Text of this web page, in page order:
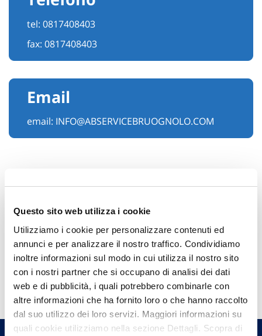
Questo sito web utilizza i cookie
Utilizziamo i cookie per personalizzare contenuti ed
annunci e per analizzare il nostro traffico. Condividiamo
inoltre informazioni sul modo in cui utilizza il nostro sito
con i nostri partner che si occupano di analisi dei dati
web e di pubblicità, i quali potrebbero combinarle con
altre informazioni che ha fornito loro o che hanno raccolto
dal suo utilizzo dei loro servizi. Maggiori informazioni su
quali cookie utilizziamo nella sezione Dettagli. Scopra di
tel: 0817408403
fax: 0817408403
Email
email: INFO@ABSERVICEBRUOGNOLO.COM
Hai bisogno di
informazioni?
Trova l'Agenzia più vicina a te e parla con
un nostro Agente.